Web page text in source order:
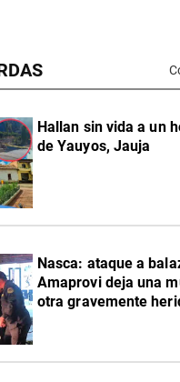
Hallan sin vida a un
de Yauyos, Jauja
Nasca: ataque a
Amaprovi deja una
otra gravemente